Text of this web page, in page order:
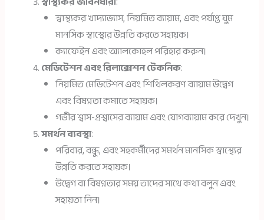
স্বাস্থ্যকর খাদ্যাভ্যাস, নিয়মিত ব্যায়াম, এবং পর্যাপ্ত ঘুম
মানসিক স্বাস্থ্যের উন্নতি করতে সহায়ক।
ক্যাফেইন এবং অ্যালকোহল পরিহার করুন।
মেডিটেশন এবং রিলাক্সেশন টেকনিক:
নিয়মিত মেডিটেশন এবং শিথিলকরণ ব্যায়াম উদ্বেগ
এবং বিষণ্নতা কমাতে সহায়ক।
গভীর শ্বাস-প্রশ্বাসের ব্যায়াম এবং যোগব্যায়াম করে দেখুন।
সমর্থন ব্যবস্থা:
পরিবার, বন্ধু, এবং সহকর্মীদের সমর্থন মানসিক স্বাস্থ্যের
উন্নতি করতে সহায়ক।
উদ্বেগ বা বিষণ্নতার সময় তাদের সাথে কথা বলুন এবং
সহায়তা নিন।